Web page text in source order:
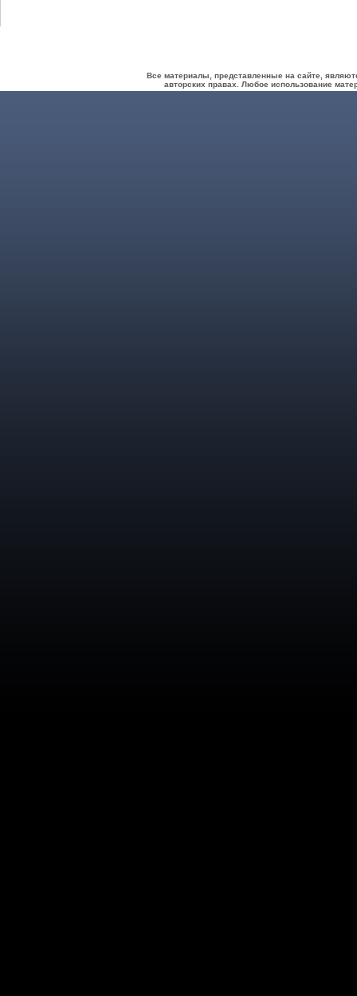
Все материалы, представленные на сайте,
авторских правах. Любое использование